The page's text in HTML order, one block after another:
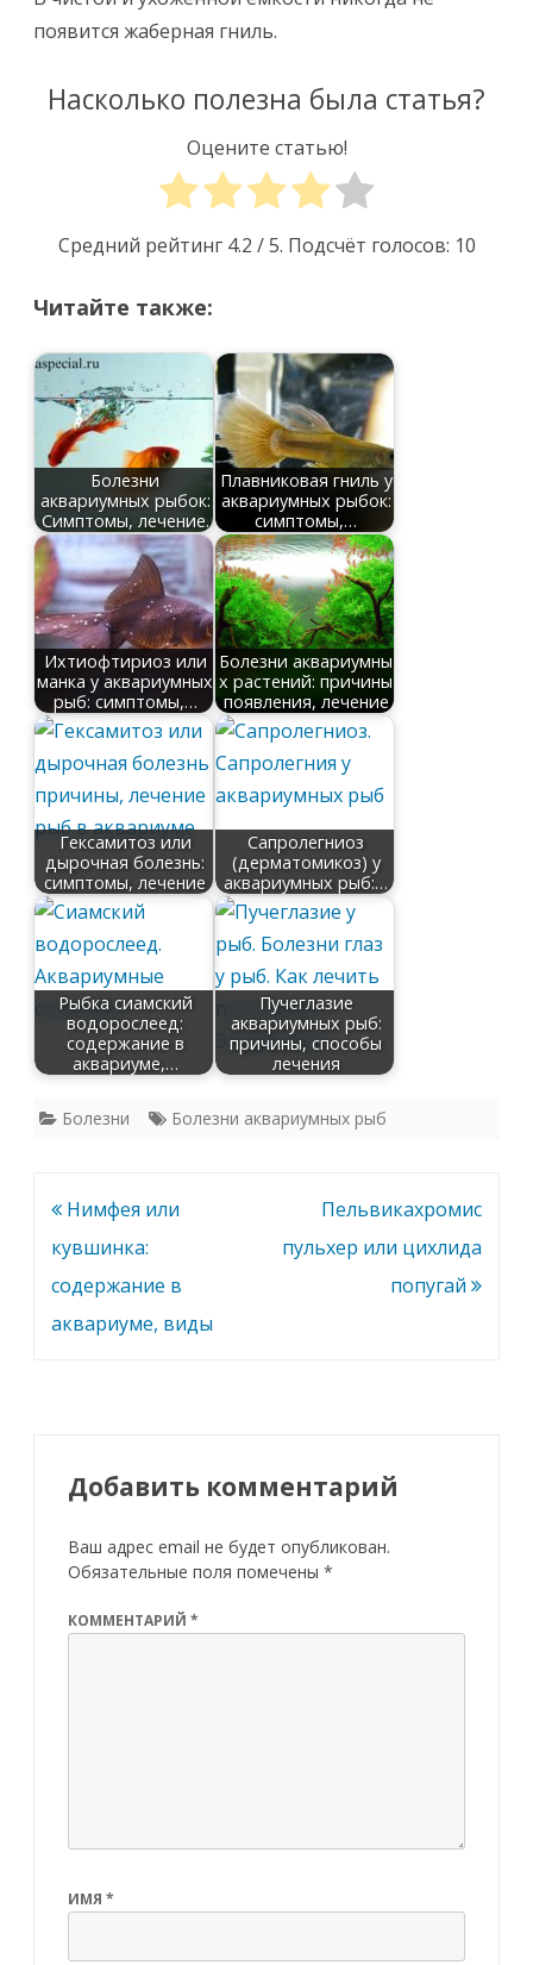
появится жаберная гниль.
Насколько полезна была статья?
Оцените статью!
Средний рейтинг 4.2 / 5. Подсчёт голосов: 10
Читайте также:
Болезни
аквариумных рыбок:
Симптомы, лечение.
Плавниковая гниль у
аквариумных рыбок:
симптомы,…
Ихтиофтириоз или
манка у аквариумных
рыб: симптомы,…
Болезни аквариумны
х растений: причины
появления, лечение
Гексамитоз или
дырочная болезнь:
симптомы, лечение
Сапролегниоз
(дерматомикоз) у
аквариумных рыб:…
Рыбка сиамский
водорослеед:
содержание в
аквариуме,…
Пучеглазие
аквариумных рыб:
причины, способы
лечения
Болезни Болезни аквариумных рыб
Навигация
по
записям
Нимфея или
кувшинка:
содержание в
аквариуме, виды
Пельвикахромис
пульхер или цихлида
попугай
Добавить комментарий
Ваш адрес email не будет опубликован.
Обязательные поля помечены *
КОММЕНТАРИЙ *
ИМЯ *